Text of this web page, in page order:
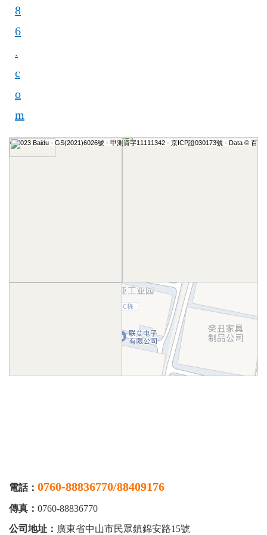
8
6
.
c
o
m
© 2023 Baidu - GS(2021)6026號 - 甲測資字11111342 - 京ICP證030173號 - Data © 百度
電話： 0760-88836770/88409176
傳真： 0760-88836770
公司地址： 廣東省中山市民眾鎮錦安路15號